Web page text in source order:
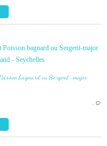
Poisson bagnard ou Sergent-major
- Seychelles
…